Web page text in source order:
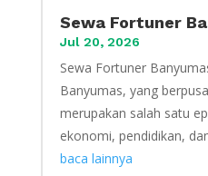
Sewa Fortuner
Jul 20, 2026
Sewa Fortuner
Banyumas, yang
merupakan salah satu
ekonomi, pendidikan,
baca lainnya